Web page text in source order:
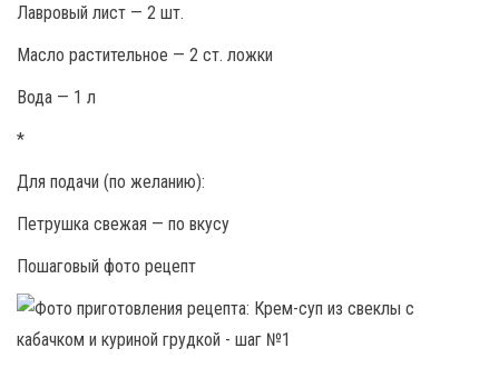
Лавровый лист — 2 шт.
Масло растительное — 2 ст. ложки
Вода — 1 л
*
Для подачи (по желанию):
Петрушка свежая — по вкусу
Пошаговый фото рецепт